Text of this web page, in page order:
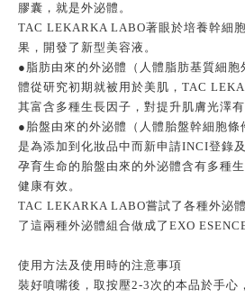
膠囊，就是外泌體。
TAC LEKARKA LABO著眼於培養幹細
果，開發了新型美容液。
●脂肪由來的外泌體（人體脂肪基質細
體從研究初期就被用於美肌，TAC
其富含多種生長因子，對提升肌膚光澤有
●胎盤由來的外泌體（人體胎盤幹細胞條
是為添加到化妝品中而新申請INCI登錄
孕育生命的胎盤由來的外泌體含有多種
健康有效。
TAC LEKARKA LABO嘗試了各種外泌
了這兩種外泌體組合做成了EXO ESENCE
使用方法及使用時的注意事項
裝好噴嘴後，取按壓2-3次的本品於手心